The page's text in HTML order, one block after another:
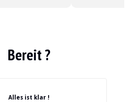
Bereit ?
Alles ist klar !